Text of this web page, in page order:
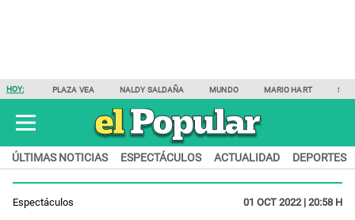
HOY: PLAZA VEA NALDY SALDAÑA MUNDO MARIO HART
ÚLTIMAS NOTICIAS ESPECTÁCULOS ACTUALIDAD DEPORTES
Espectáculos 01 OCT 2022 | 20:58 H